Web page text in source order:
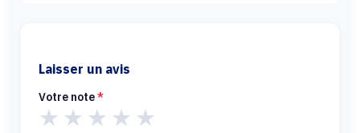
Laisser un avis
Votre note*
★ ★ ★ ★ ★